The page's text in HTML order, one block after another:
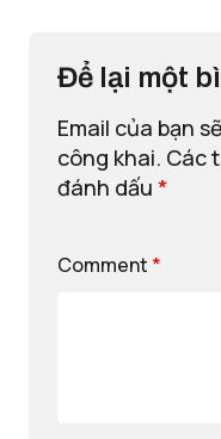
Để lại một
Email của bạn
công khai. Các
đánh dấu *
Comment *